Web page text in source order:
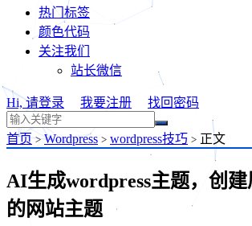
热门标签
颜色代码
关注我们
站长微信
Hi, 请登录 我要注册 找回密码
首页 > Wordpress > wordpress技巧 > 正文
AI生成wordpress主题，创
的网站主题